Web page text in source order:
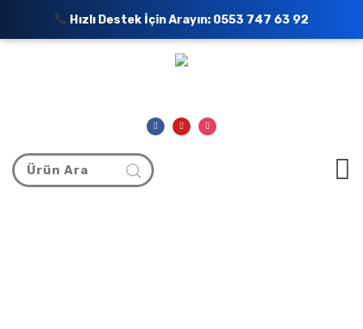
Hızlı Destek İçin Arayın: 0553 747 63 92